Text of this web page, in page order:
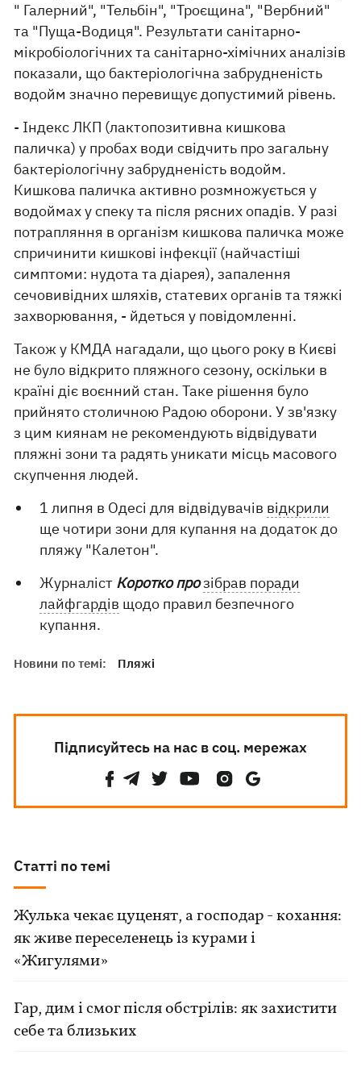
" Галерний", "Тельбін", "Троєщина", "Вербний"
та "Пуща-Водиця". Результати санітарно-
мікробіологічних та санітарно-хімічних аналізів
показали, що бактеріологічна забрудненість
водойм значно перевищує допустимий рівень.
- Індекс ЛКП (лактопозитивна кишкова
паличка) у пробах води свідчить про загальну
бактеріологічну забрудненість водойм.
Кишкова паличка активно розмножується у
водоймах у спеку та після рясних опадів. У разі
потрапляння в організм кишкова паличка може
спричинити кишкові інфекції (найчастіші
симптоми: нудота та діарея), запалення
сечовивідних шляхів, статевих органів та тяжкі
захворювання, - йдеться у повідомленні.
Також у КМДА нагадали, що цього року в Києві
не було відкрито пляжного сезону, оскільки в
країні діє воєнний стан. Таке рішення було
прийнято столичною Радою оборони. У зв'язку
з цим киянам не рекомендують відвідувати
пляжні зони та радять уникати місць масового
скупчення людей.
1 липня в Одесі для відвідувачів відкрили
ще чотири зони для купання на додаток до
пляжу "Калетон".
Журналіст Коротко прозібрав поради
лайфгардів щодо правил безпечного
купання.
Новини по темі: Пляжі
Підписуйтесь на нас в соц. мережах
Статті по темі
Жулька чекає цуценят, а господар - кохання:
як живе переселенець із курами і
«Жигулями»
Гар, дим і смог після обстрілів: як захистити
себе та близьких